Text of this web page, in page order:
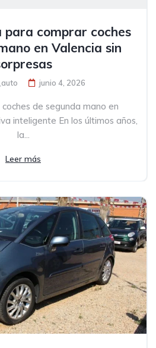
para comprar coches
en Valencia sin
junio 4, 2026
de segunda mano en
inteligente En los últimos años,
la...
Leer más